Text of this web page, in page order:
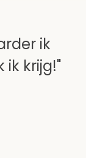
ik
ik krijg!"